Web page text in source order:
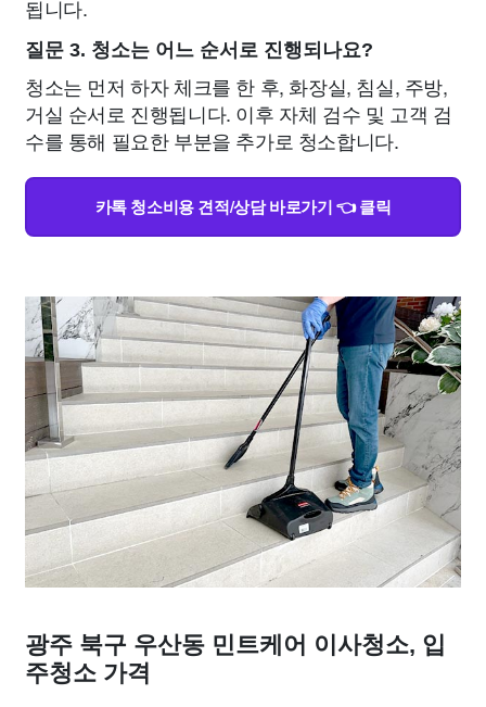
됩니다.
질문 3. 청소는 어느 순서로 진행되나요?
청소는 먼저 하자 체크를 한 후, 화장실, 침실, 주방,
거실 순서로 진행됩니다. 이후 자체 검수 및 고객 검
수를 통해 필요한 부분을 추가로 청소합니다.
카톡 청소비용 견적/상담 바로가기 👈 클릭
광주 북구 우산동 민트케어 이사청소, 입
주청소 가격